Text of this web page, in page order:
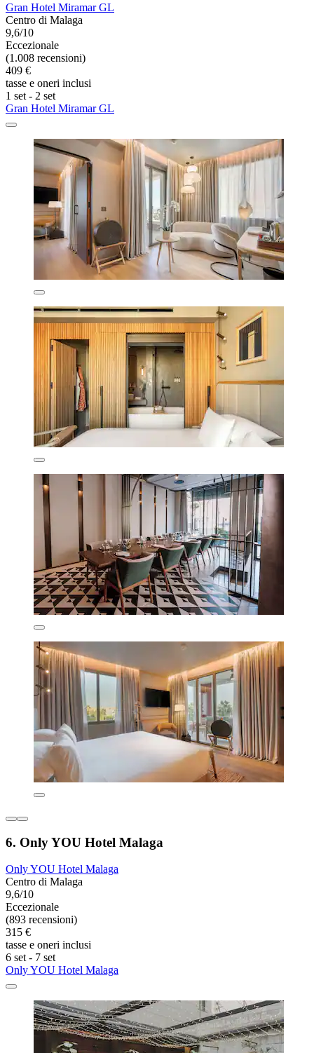
Gran Hotel Miramar GL
Centro di Malaga
9,6/10
Eccezionale
(1.008 recensioni)
409 €
tasse e oneri inclusi
1 set - 2 set
Gran Hotel Miramar GL
6. Only YOU Hotel Malaga
Only YOU Hotel Malaga
Centro di Malaga
9,6/10
Eccezionale
(893 recensioni)
315 €
tasse e oneri inclusi
6 set - 7 set
Only YOU Hotel Malaga